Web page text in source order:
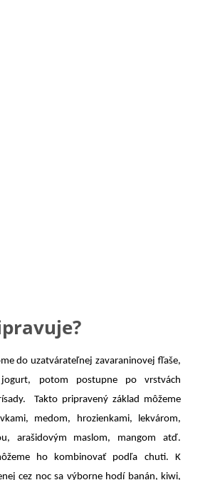
do uzatvárateľnej zavaraninovej fľaše,
potom postupne po vrstvách
Takto pripravený základ môžeme
medom, hrozienkami, lekvárom,
arašidovým maslom, mangom atď.
ho kombinovať podľa chuti. K
cez noc sa výborne hodí banán, kiwi,